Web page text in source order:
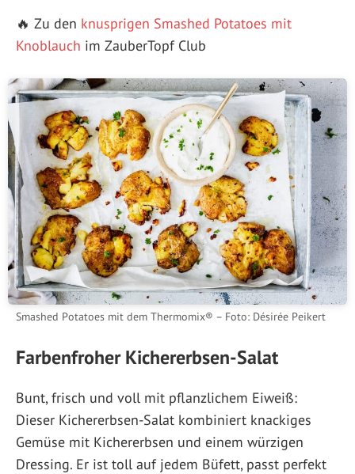
🔥 Zu den knusprigen Smashed Potatoes mit
Knoblauch im ZauberTopf Club
Smashed Potatoes mit dem Thermomix® – Foto: Désirée Peikert
Farbenfroher Kichererbsen-Salat
Bunt, frisch und voll mit pflanzlichem Eiweiß:
Dieser Kichererbsen-Salat kombiniert knackiges
Gemüse mit Kichererbsen und einem würzigen
Dressing. Er ist toll auf jedem Büfett, passt perfekt